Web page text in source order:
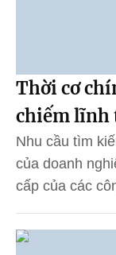
Thời cơ
chiếm lĩnh
Nhu cầu tìm
của doanh
cấp của các